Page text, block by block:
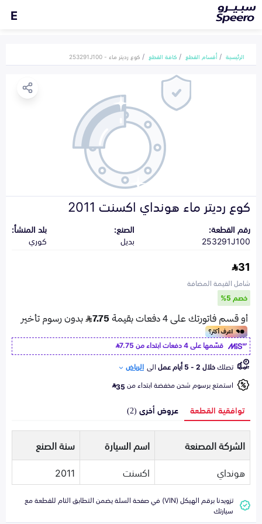
E
الرئيسية أقسام القطع كافة القطع كوع رديتر ماء - 253291J100
كوع رديتر ماء هونداي اكسنت 2011
رقم القطعة:
253291J100
الصنع:
بديل
بلد المنشأ:
كوري
31
شامل القيمة المضافة
خصم 5%
قسّمها على 4 دفعات ابتداء من
7.75
تصلكخلال 2 - 5 أيام عمل الى الرياض
استمتع برسوم شحن مخفضة ابتداء من35
توافقية القطعة عروض أخرى (2)
الشركة المصنعة اسم السيارة
سنة الصنع
هونداي
اكسنت 2011
تزويدنا برقم الهيكل (VIN) في صفحة السلة يضمن التطابق التام للقطعة مع
سيارتك